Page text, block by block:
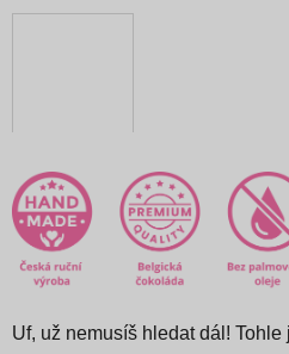
Uf, už nemusíš hledat dál!